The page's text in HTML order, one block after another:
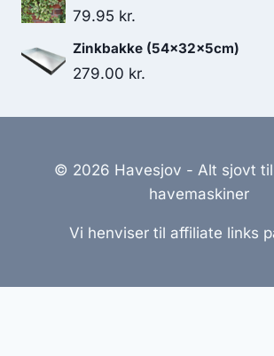
79.95 kr.
Zinkbakke (54x32x5cm)
279.00 kr.
© 2026 Havesjov - Alt sjovt
havemaskiner
Vi henviser til affiliate links